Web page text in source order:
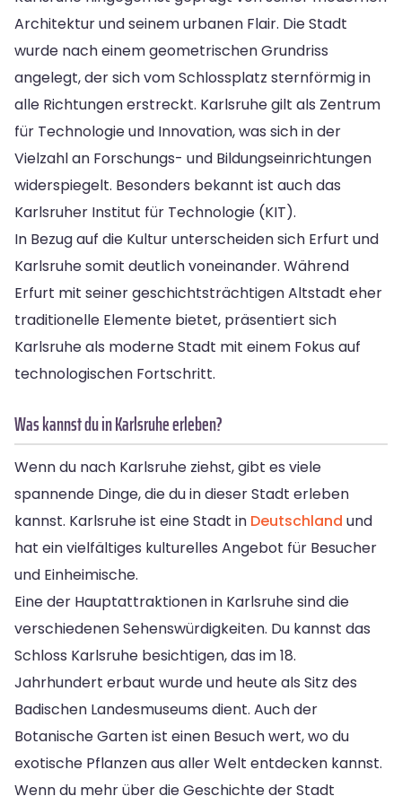
Architektur und seinem urbanen Flair. Die Stadt
wurde nach einem geometrischen Grundriss
angelegt, der sich vom Schlossplatz sternförmig in
alle Richtungen erstreckt. Karlsruhe gilt als Zentrum
für Technologie und Innovation, was sich in der
Vielzahl an Forschungs- und Bildungseinrichtungen
widerspiegelt. Besonders bekannt ist auch das
Karlsruher Institut für Technologie (KIT).
In Bezug auf die Kultur unterscheiden sich Erfurt und
Karlsruhe somit deutlich voneinander. Während
Erfurt mit seiner geschichtsträchtigen Altstadt eher
traditionelle Elemente bietet, präsentiert sich
Karlsruhe als moderne Stadt mit einem Fokus auf
technologischen Fortschritt.
Was kannst du in Karlsruhe erleben?
Wenn du nach Karlsruhe ziehst, gibt es viele
spannende Dinge, die du in dieser Stadt erleben
kannst. Karlsruhe ist eine Stadt in Deutschland und
hat ein vielfältiges kulturelles Angebot für Besucher
und Einheimische.
Eine der Hauptattraktionen in Karlsruhe sind die
verschiedenen Sehenswürdigkeiten. Du kannst das
Schloss Karlsruhe besichtigen, das im 18.
Jahrhundert erbaut wurde und heute als Sitz des
Badischen Landesmuseums dient. Auch der
Botanische Garten ist einen Besuch wert, wo du
exotische Pflanzen aus aller Welt entdecken kannst.
Wenn du mehr über die Geschichte der Stadt